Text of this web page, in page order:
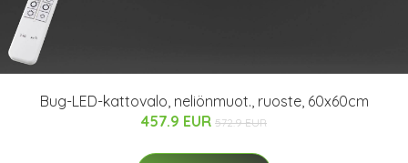
Bug-LED-kattovalo, neliönmuot., ruoste, 60x60cm
457.9 EUR 572.9 EUR